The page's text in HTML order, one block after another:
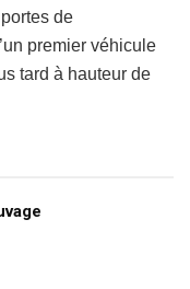
de
premier véhicule
tard à hauteur de